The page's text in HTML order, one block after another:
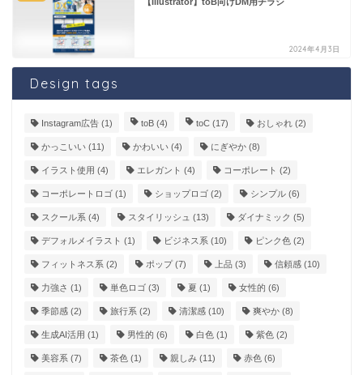
【Illustrator】toB向けDM用チラシ
2024年4月3日
Design tags
Instagram広告 (1) toB (4) toC (17) おしゃれ (2)
かっこいい (11) かわいい (4) にぎやか (8)
イラスト使用 (4) エレガント (4) コーポレート (2)
コーポレートロゴ (1) ショップロゴ (2) シンプル (6)
スクール系 (4) スタイリッシュ (13) ダイナミック (5)
デフォルメイラスト (1) ビジネス系 (10) ピンク色 (2)
フィットネス系 (2) ポップ(7) 上品 (3) 信頼感 (10)
力強さ (1) 単色ロゴ (3) 夏 (1) 女性的 (6)
季節感 (2) 旅行系 (2) 清潔感 (10) 爽やか (8)
生成AI活用 (1) 男性的 (6) 白色 (1) 紫色 (2)
美容系 (7) 茶色 (1) 親しみ (11) 赤色 (6)